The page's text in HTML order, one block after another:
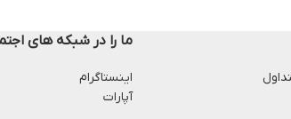
ما را در شبکه های
اینستاگرام
آپارات